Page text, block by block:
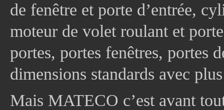
de fenêtre et porte d’entrée,
moteur de volet roulant et
portes, portes fenêtres, portes
dimensions standards avec
Mais MATECO c’est avant